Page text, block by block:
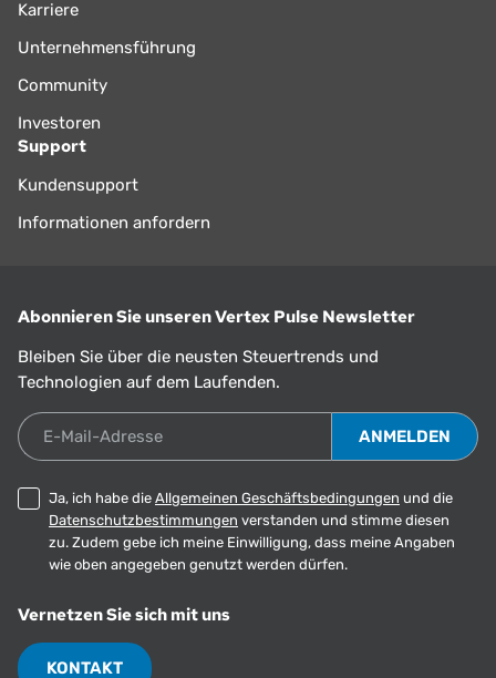
Karriere
Unternehmensführung
Community
Investoren
Support
Kundensupport
Informationen anfordern
Abonnieren Sie unseren Vertex Pulse Newsletter
Bleiben Sie über die neusten Steuertrends und
Technologien auf dem Laufenden.
E-Mail-Adresse
Ja, ich habe die Allgemeinen Geschäftsbedingungen und die
Datenschutzbestimmungen verstanden und stimme diesen
zu. Zudem gebe ich meine Einwilligung, dass meine Angaben
wie oben angegeben genutzt werden dürfen.
Vernetzen Sie sich mit uns
KONTAKT